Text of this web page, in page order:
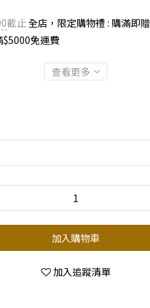
截止全店，限定購物禮 : 購滿即贈
$5000免運費
查看更多
加入購物車
加入追蹤清單